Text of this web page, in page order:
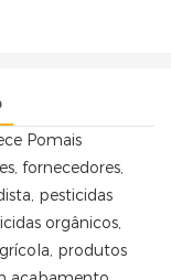
Pomais
fornecedores,
pesticidas
orgânicos,
produtos